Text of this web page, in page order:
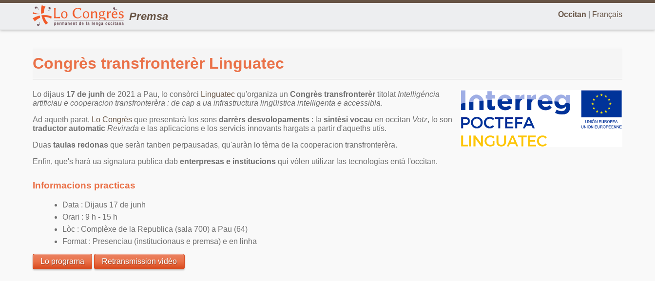
Occitan Français
Premsa
Congrès transfronterèr Linguatec
Lo dijaus 17 de junh de 2021 a Pau, lo consòrci Linguatec qu'organiza unCongrès transfronterèr titolat Intelligéncia
artificiau e cooperacion transfronterèra : de cap a ua infrastructura lingüistica intelligenta e accessibla.
Ad aqueth parat, Lo Congrès que presentarà los sonsdarrèrs desvolopaments : lasintèsi vocau en occitan Votz, lo son
traductor automatic Revirada e las aplicacions e los servicis innovants hargats a partir d'aqueths utís.
Duastaulas redonas que seràn tanben perpausadas, qu'auràn lo tèma de la cooperacion transfronterèra.
Enfin, que's harà ua signatura publica dabenterpresas e institucions qui vòlen utilizar las tecnologias entà l'occitan.
Informacions practicas
Data : Dijaus 17 de junh
Orari : 9 h - 15 h
Lòc : Complèxe de la Republica (sala 700) a Pau (64)
Format : Presenciau (institucionaus e premsa) e en linha
Lo programa Retransmission vidèo